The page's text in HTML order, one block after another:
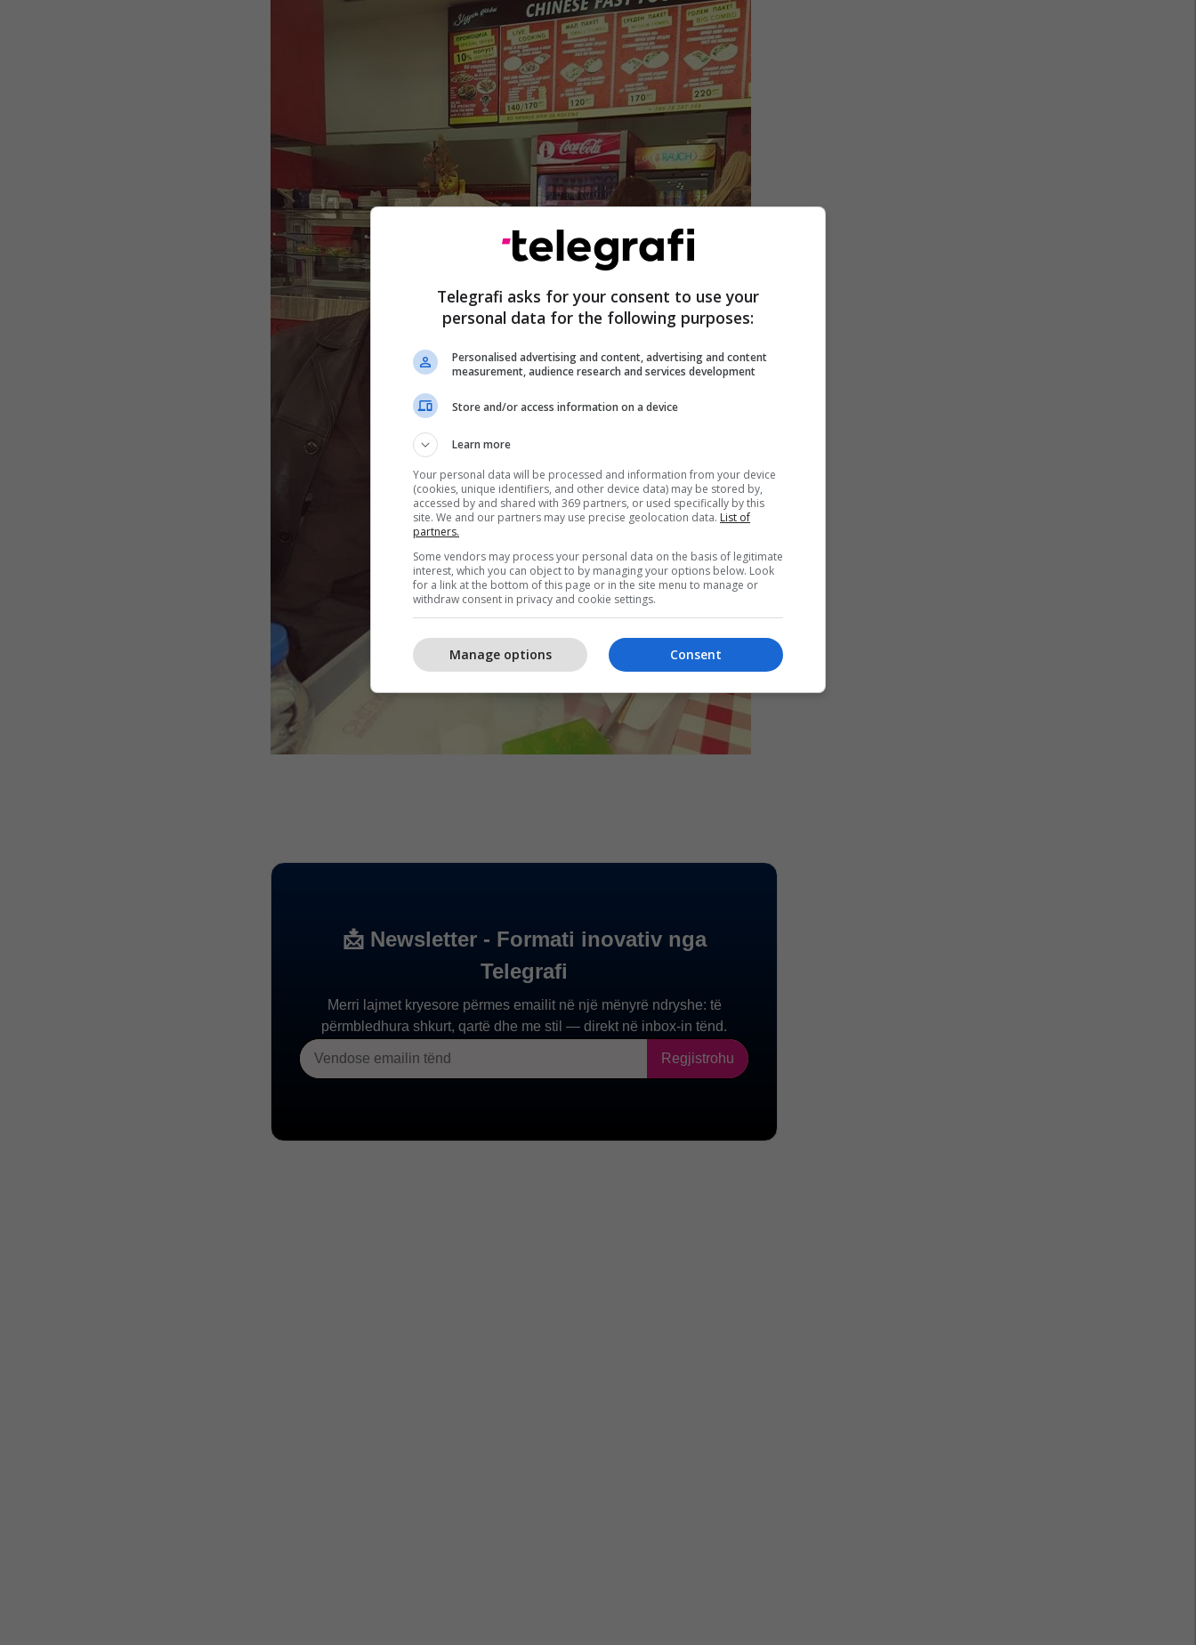
Telegrafi asks for your consent to use your
personal data for the following purposes:
Personalised advertising and content, advertising and content
measurement, audience research and services development
Store and/or access information on a device
Learn more
Your personal data will be processed and information from your device
(cookies, unique identifiers, and other device data) may be stored by,
accessed by and shared with 369 partners, or used specifically by this
site. We and our partners may use precise geolocation data. List of
partners.
Some vendors may process your personal data on the basis of legitimate
interest, which you can object to by managing your options below. Look
for a link at the bottom of this page or in the site menu to manage or
withdraw consent in privacy and cookie settings.
Consent
Manage options